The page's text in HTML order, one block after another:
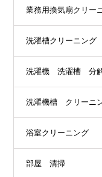
業務用換気扇クリー
洗濯槽クリーニング
洗濯機 洗濯槽 分
洗濯機槽 クリーニ
浴室クリーニング
部屋 清掃